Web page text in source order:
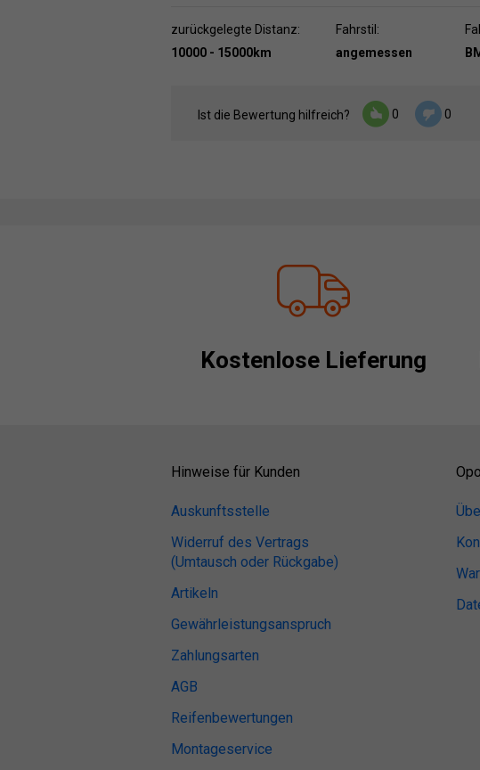
zurückgelegte Distanz:
10000 - 15000km
Fahrstil:
angemessen
Ist die Bewertung hilfreich? 0 0
Kostenlose Lieferung
Hinweise für Kunden
Auskunftsstelle
Widerruf des Vertrags
(Umtausch oder Rückgabe)
Artikeln
Gewährleistungsanspruch
Zahlungsarten
AGB
Reifenbewertungen
Montageservice